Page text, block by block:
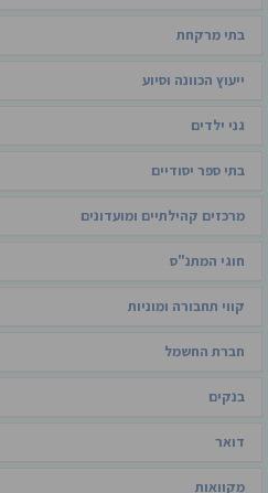
בתי מרקחת
ייעוץ הכוונה וסיוע
גני ילדים
בתי ספר יסודיים
מרכזים קהילתיים ומועדונים
חוגי המתנ"ס
קווי תחבורה ומוניות
חברת החשמל
בנקים
דואר
מקוואות